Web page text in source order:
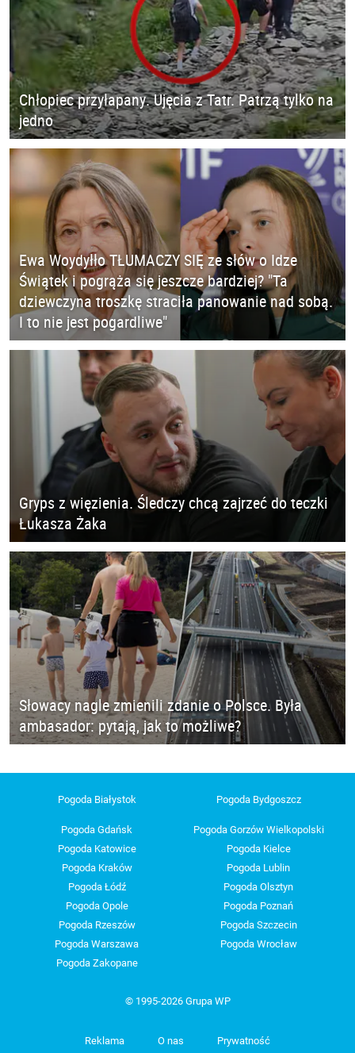
Chłopiec przyłapany. Ujęcia z Tatr. Patrzą tylko na
jedno
Ewa Woydyłło TŁUMACZY SIĘ ze słów o Idze
Świątek i pogrąża się jeszcze bardziej? "Ta
dziewczyna troszkę straciła panowanie nad sobą.
I to nie jest pogardliwe"
Gryps z więzienia. Śledczy chcą zajrzeć do teczki
Łukasza Żaka
Słowacy nagle zmienili zdanie o Polsce. Była
ambasador: pytają, jak to możliwe?
Pogoda Białystok Pogoda Bydgoszcz
Pogoda Gdańsk
Pogoda Gorzów Wielkopolski
Pogoda Katowice
Pogoda Kielce
Pogoda Kraków
Pogoda Lublin
Pogoda Łódź
Pogoda Olsztyn
Pogoda Opole
Pogoda Poznań
Pogoda Rzeszów
Pogoda Szczecin
Pogoda Warszawa
Pogoda Wrocław
Pogoda Zakopane
© 1995-2026 Grupa WP
Reklama O nas Prywatność